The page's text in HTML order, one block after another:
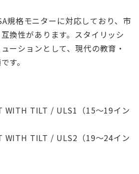
規格モニターに対応しており、市
換性があります。スタイリッシ
ーションとして、現代の教育・
す。
WITH TILT / ULS1（15～19イン
WITH TILT / ULS2（19～24イン